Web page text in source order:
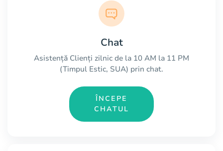
Chat
Asistență Clienți zilnic de la 10 AM la 11 PM
(Timpul Estic, SUA) prin chat.
ÎNCEPE
CHATUL